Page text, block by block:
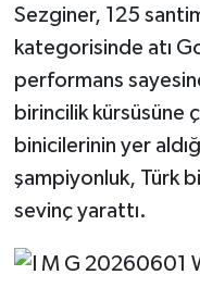
Sezginer, 125
kategorisinde atı
performans
birincilik kürsüsüne
binicilerinin yer
şampiyonluk, Türk
sevinç yarattı.